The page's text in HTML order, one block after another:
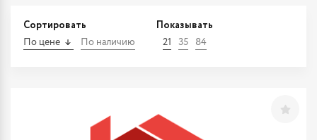
Сортировать
По цене По наличию
Показывать
21 35 84